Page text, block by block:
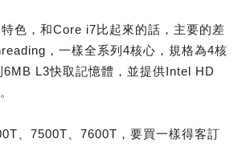
色，和Core i7比起來的話，主要的差
，一樣全系列4核心，規格為4核
6MB L3快取記憶體，並提供Intel HD
、7500T、7600T，要買一樣得客訂